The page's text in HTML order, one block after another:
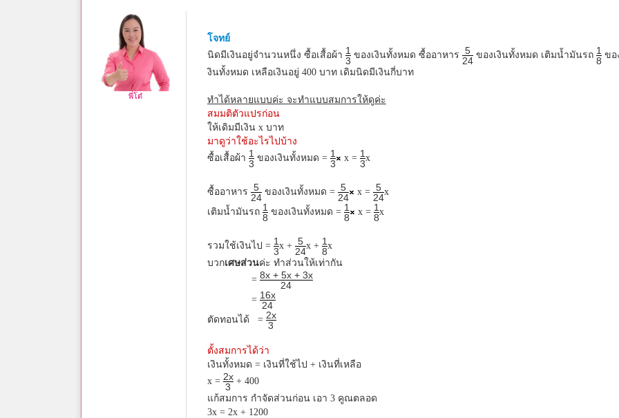
พี่โต๋
โจทย์
นิดมีเงินอยู่จำนวนหนึ่ง ซื้อเสื้อผ้า 1
3
ของเงินทั้งหมด ซื้ออาหาร 5
24
ของเงินทั้งหมด เติมน้ำมันรถ 1
8
ขอ
งินทั้งหมด เหลือเงินอยู่ 400 บาท เดิมนิดมีเงินกี่บาท
ทำได้หลายแบบค่ะ จะทำแบบสมการให้ดูค่ะ
สมมติตัวแปรก่อน
ให้เดิมมีเงิน x บาท
มาดูว่าใช้อะไรไปบ้าง
ซื้อเสื้อผ้า 1
3
ของเงินทั้งหมด = 1
3
x = 1
3
x
ซื้ออาหาร 5
24
ของเงินทั้งหมด = 5
24
x = 5
24
x
เติมน้ำมันรถ 1
8
ของเงินทั้งหมด = 1
8
x = 1
8
x
รวมใช้เงินไป = 1
3
x + 5
24
x + 1
8
x
บวกเศษส่วนค่ะ ทำส่วนให้เท่ากัน
= 8x + 5x + 3x
24
= 16x
24
ตัดทอนได้ = 2x
3
ตั้งสมการได้ว่า
เงินทั้งหมด = เงินที่ใช้ไป + เงินที่เหลือ
x = 2x
3
+ 400
แก้สมการ กำจัดส่วนก่อน เอา 3 คูณตลอด
3x = 2x + 1200